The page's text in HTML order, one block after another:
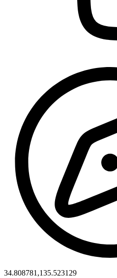
34.808781,135.523129